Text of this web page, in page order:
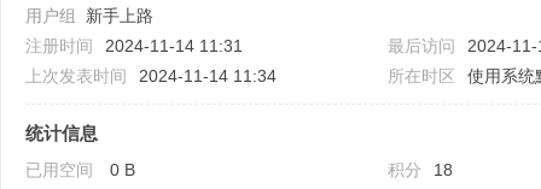
用户组 新手上路
注册时间
2024-11-14 11:31 最后访问
2024-
上次发表时间
2024-11-14 11:34 所在时区 使用系统
统计信息
已用空间 0 B 积分
18